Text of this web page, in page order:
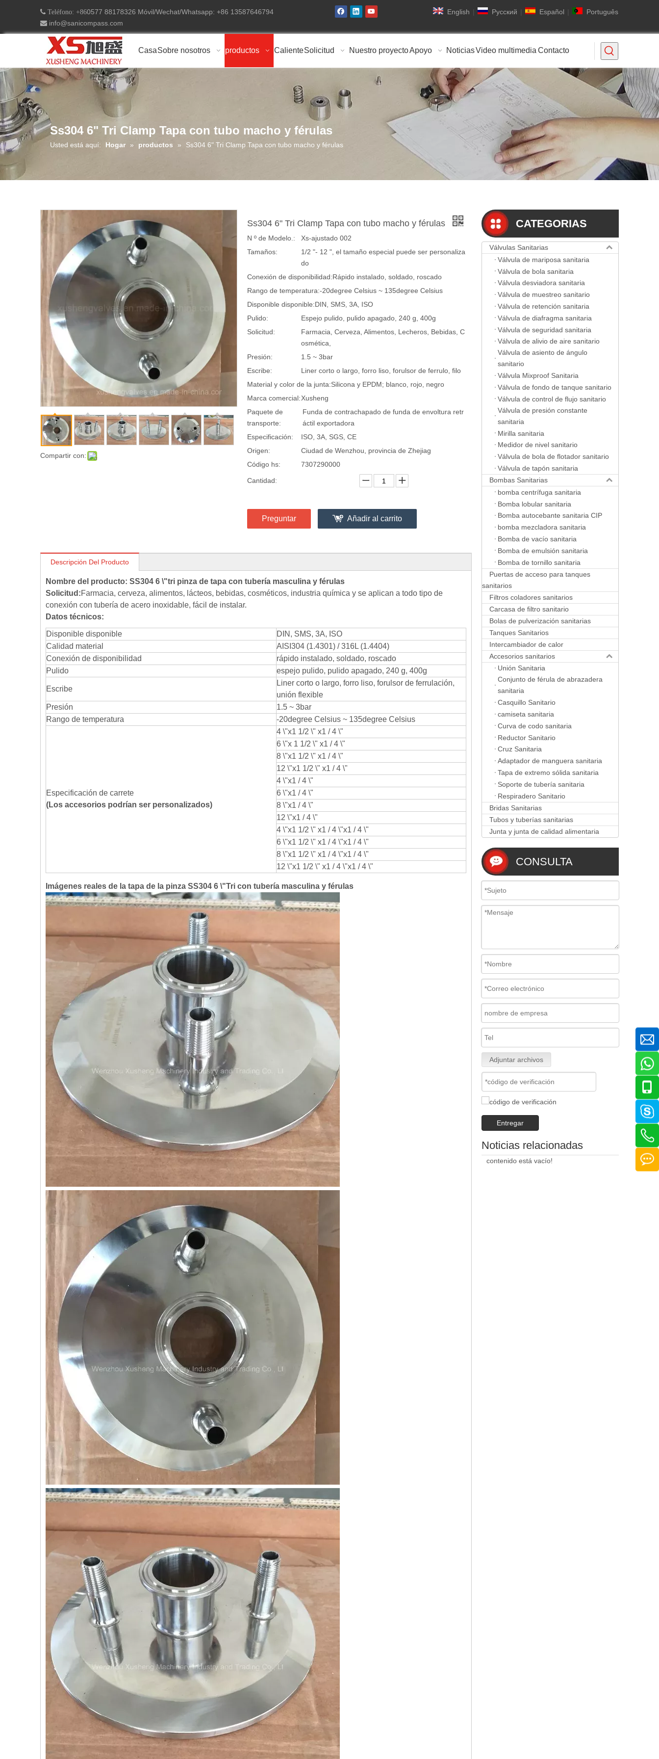
 Teléfono: +860577 88178326 Móvil/Wechat/Whatsapp: +86 13587646794
 info@sanicompass.com
English | Pусский | Español | Português
CasaSobre nosotros productos CalienteSolicitud Nuestro proyectoApoyo NoticiasVideo multimedia Contacto
Ss304 6" Tri Clamp Tapa con tubo macho y férulas
Usted está aquí: Hogar » productos » Ss304 6" Tri Clamp Tapa con tubo macho y férulas
Compartir con:
Ss304 6" Tri Clamp Tapa con tubo macho y férulas
N º de Modelo.:
Xs-ajustado 002
Tamaños:
1/2 "- 12 ", el tamaño especial puede ser personaliza
do
Conexión de disponibilidad:Rápido instalado, soldado, roscado
Rango de temperatura:-20degree Celsius ~ 135degree Celsius
Disponible disponible:DIN, SMS, 3A, ISO
Pulido:
Espejo pulido, pulido apagado, 240 g, 400g
Solicitud:
Farmacia, Cerveza, Alimentos, Lecheros, Bebidas, C
osmética,
Presión:
1.5 ~ 3bar
Escribe:
Liner corto o largo, forro liso, forulsor de ferrulo, filo
Material y color de la junta:Silicona y EPDM; blanco, rojo, negro
Marca comercial:Xusheng
Paquete de
transporte:
Funda de contrachapado de funda de envoltura retr
áctil exportadora
Especificación:
ISO, 3A, SGS, CE
Origen:
Ciudad de Wenzhou, provincia de Zhejiag
Código hs:
7307290000
Cantidad:
Preguntar Añadir al carrito
Descripción Del Producto
Nombre del producto: SS304 6 \"tri pinza de tapa con tubería masculina y férulas
Solicitud:Farmacia, cerveza, alimentos, lácteos, bebidas, cosméticos, industria química y se aplican a todo tipo de
conexión con tubería de acero inoxidable, fácil de instalar.
Datos técnicos:
Disponible disponible
DIN, SMS, 3A, ISO
Calidad material
AISI304 (1.4301) / 316L (1.4404)
Conexión de disponibilidad
rápido instalado, soldado, roscado
Pulido
espejo pulido, pulido apagado, 240 g, 400g
Escribe
Liner corto o largo, forro liso, forulsor de ferrulación,
unión flexible
Presión
1.5 ~ 3bar
Rango de temperatura
-20degree Celsius ~ 135degree Celsius
Especificación de carrete
(Los accesorios podrían ser personalizados)
4 \"x1 1/2 \" x1 / 4 \"
6 \"x 1 1/2 \" x1 / 4 \"
8 \"x1 1/2 \" x1 / 4 \"
12 \"x1 1/2 \" x1 / 4 \"
4 \"x1 / 4 \"
6 \"x1 / 4 \"
8 \"x1 / 4 \"
12 \"x1 / 4 \"
4 \"x1 1/2 \" x1 / 4 \"x1 / 4 \"
6 \"x1 1/2 \" x1 / 4 \"x1 / 4 \"
8 \"x1 1/2 \" x1 / 4 \"x1 / 4 \"
12 \"x1 1/2 \" x1 / 4 \"x1 / 4 \"
Imágenes reales de la tapa de la pinza SS304 6 \"Tri con tubería masculina y férulas
CATEGORIAS
Válvulas Sanitarias
Válvula de mariposa sanitaria
Válvula de bola sanitaria
Válvula desviadora sanitaria
Válvula de muestreo sanitario
Válvula de retención sanitaria
Válvula de diafragma sanitaria
Válvula de seguridad sanitaria
Válvula de alivio de aire sanitario
Válvula de asiento de ángulo
sanitario
Válvula Mixproof Sanitaria
Válvula de fondo de tanque sanitario
Válvula de control de flujo sanitario
Válvula de presión constante
sanitaria
Mirilla sanitaria
Medidor de nivel sanitario
Válvula de bola de flotador sanitario
Válvula de tapón sanitaria
Bombas Sanitarias
bomba centrífuga sanitaria
Bomba lobular sanitaria
Bomba autocebante sanitaria CIP
bomba mezcladora sanitaria
Bomba de vacío sanitaria
Bomba de emulsión sanitaria
Bomba de tornillo sanitaria
Puertas de acceso para tanques
sanitarios
Filtros coladores sanitarios
Carcasa de filtro sanitario
Bolas de pulverización sanitarias
Tanques Sanitarios
Intercambiador de calor
Accesorios sanitarios
Unión Sanitaria
Conjunto de férula de abrazadera
sanitaria
Casquillo Sanitario
camiseta sanitaria
Curva de codo sanitaria
Reductor Sanitario
Cruz Sanitaria
Adaptador de manguera sanitaria
Tapa de extremo sólida sanitaria
Soporte de tubería sanitaria
Respiradero Sanitario
Bridas Sanitarias
Tubos y tuberías sanitarias
Junta y junta de calidad alimentaria
CONSULTA
Adjuntar archivos
Entregar
Noticias relacionadas
contenido está vacío!